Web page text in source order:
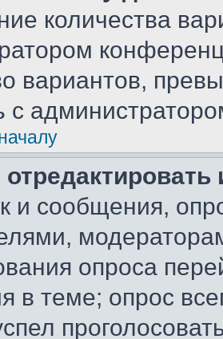
количества
вариантов,
с
и сообщения,
опроса
в теме; опрос